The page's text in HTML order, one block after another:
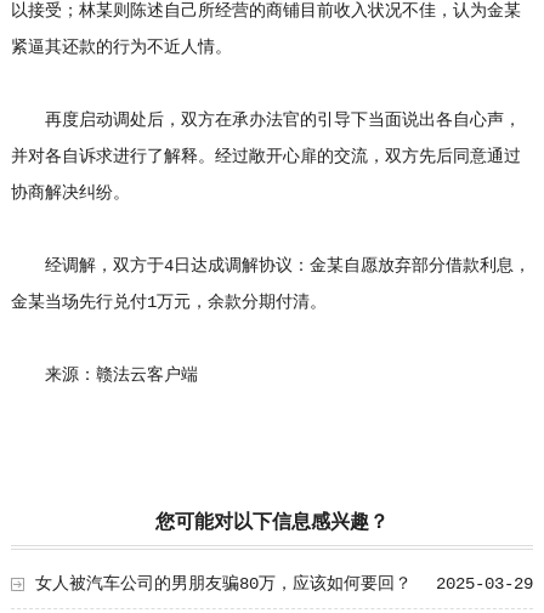
以接受；林某则陈述自己所经营的商铺目前收入状况不佳，认为金某
紧逼其还款的行为不近人情。
再度启动调处后，双方在承办法官的引导下当面说出各自心声，
并对各自诉求进行了解释。经过敞开心扉的交流，双方先后同意通过
协商解决纠纷。
经调解，双方于4日达成调解协议：金某自愿放弃部分借款利息，
金某当场先行兑付1万元，余款分期付清。
来源：赣法云客户端
您可能对以下信息感兴趣？
2025-03-29
女人被汽车公司的男朋友骗80万，应该如何要回？